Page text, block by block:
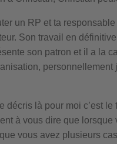
un RP et ta
Son travail en
son patron et il a la
décris là pour moi c’est
à vous dire que
vous avez plusieurs